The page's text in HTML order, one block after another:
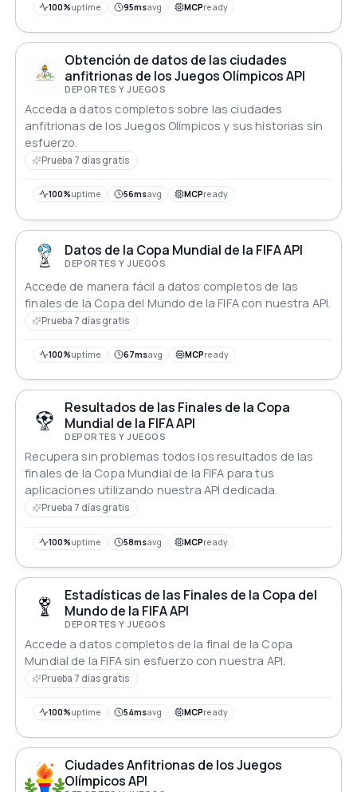
100%uptime 95msavg MCPready
Obtención de datos de las ciudades
anfitrionas de los Juegos Olímpicos API
DEPORTES Y JUEGOS
Acceda a datos completos sobre las ciudades
anfitrionas de los Juegos Olímpicos y sus historias sin
esfuerzo.
Prueba 7 días gratis
100%uptime 56msavg MCPready
Datos de la Copa Mundial de la FIFA API
DEPORTES Y JUEGOS
Accede de manera fácil a datos completos de las
finales de la Copa del Mundo de la FIFA con nuestra API.
Prueba 7 días gratis
100%uptime 67msavg MCPready
Resultados de las Finales de la Copa
Mundial de la FIFA API
DEPORTES Y JUEGOS
Recupera sin problemas todos los resultados de las
finales de la Copa Mundial de la FIFA para tus
aplicaciones utilizando nuestra API dedicada.
Prueba 7 días gratis
100%uptime 58msavg MCPready
Estadísticas de las Finales de la Copa del
Mundo de la FIFA API
DEPORTES Y JUEGOS
Accede a datos completos de la final de la Copa
Mundial de la FIFA sin esfuerzo con nuestra API.
Prueba 7 días gratis
100%uptime 54msavg MCPready
Ciudades Anfitrionas de los Juegos
Olímpicos API